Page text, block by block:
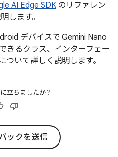
AI Edge SDK のリファレン
します。
デバイスで Gemini Nano
きるクラス、インターフェー
ついて詳しく説明します。
立ちましたか？
ックを送信